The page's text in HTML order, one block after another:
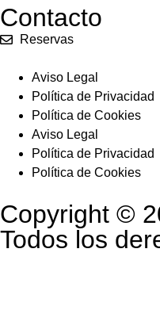
Contacto
Reservas
Aviso Legal
Política de Privacidad
Política de Cookies
Aviso Legal
Política de Privacidad
Política de Cookies
Copyright ©
Todos los